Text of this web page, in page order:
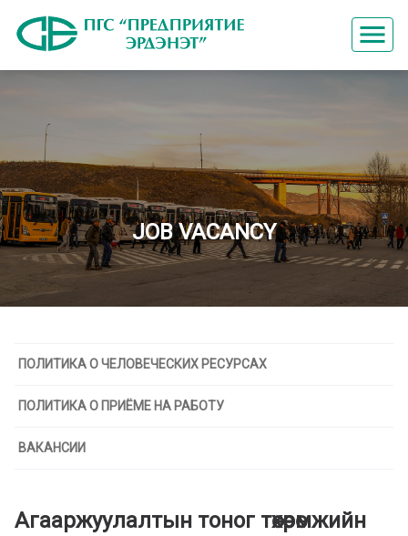
menu
JOB VACANCY
ПОЛИТИКА О ЧЕЛОВЕЧЕСКИХ РЕСУРСАХ
ПОЛИТИКА О ПРИЁМЕ НА РАБОТУ
ВАКАНСИИ
Агааржуулалтын тоног төхөөрөмжийн